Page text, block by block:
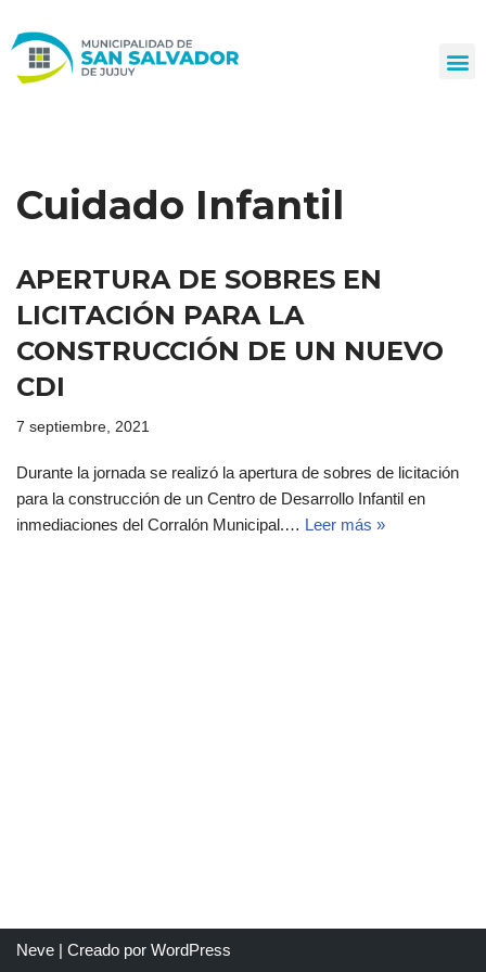
al
Cuidado Infantil
APERTURA DE SOBRES EN
LICITACIÓN PARA LA
CONSTRUCCIÓN DE UN NUEVO
CDI
7 septiembre, 2021
Durante la jornada se realizó la apertura de sobres de licitación
para la construcción de un Centro de Desarrollo Infantil en
inmediaciones del Corralón Municipal.… Leer más »
Neve | Creado por WordPress